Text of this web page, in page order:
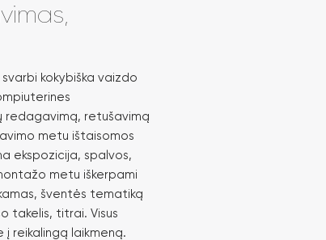
kokybiška vaizdo
redagavimą, retušavimą
metu ištaisomos
ekspozicija, spalvos,
metu iškerpami
šventės tematiką
takelis, titrai. Visus
į reikalingą laikmeną.